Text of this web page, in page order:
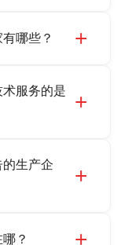
哪些？
、LNR 天然、
座，资质齐
服务的是
化设计、现货
主营
生产企
正规第三方检测
？